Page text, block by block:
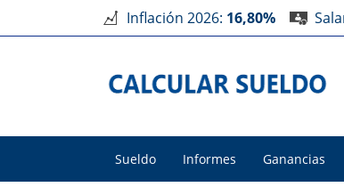
Inflación 2026: 16,80%
Sueldo Informes Ganancias